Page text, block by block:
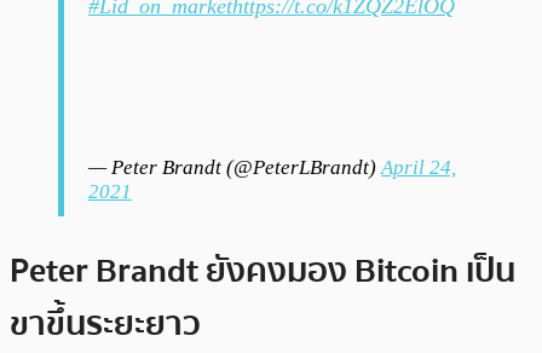
#Lid_on_markethttps://t.co/k1ZQZ2ElOQ
— Peter Brandt (@PeterLBrandt)April 24,
2021
Peter Brandt ยังคงมอง Bitcoin เป็น
ขาขึ้นระยะยาว